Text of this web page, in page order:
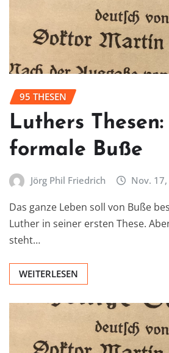
95 THESEN
Luthers
formale Buße
Jörg Phil Friedrich Nov.
Das ganze Leben soll von Buße
Luther in seiner ersten These.
steht…
WEITERLESEN